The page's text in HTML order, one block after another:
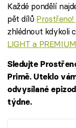
Každé pondělí
pět dílů Prostřeno!
zhlédnout kdykoli
LIGHT a PREMIUM
Sledujte
Primě. Uteklo
odvysílané
týdne.